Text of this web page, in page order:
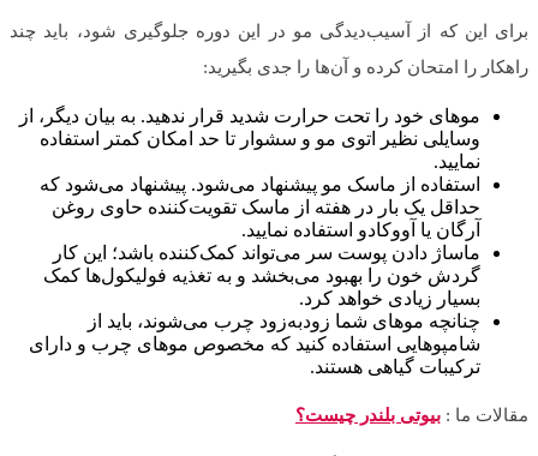
برای این که از آسیب‌دیدگی مو در این دوره جلوگیری شود، باید چند
راهکار را امتحان کرده و آن‌ها را جدی بگیرید:
موهای خود را تحت حرارت شدید قرار ندهید. به بیان دیگر، از
وسایلی نظیر اتوی مو و سشوار تا حد امکان کمتر استفاده
نمایید.
استفاده از ماسک مو پیشنهاد می‌شود. پیشنهاد می‌شود که
حداقل یک بار در هفته از ماسک تقویت‌کننده حاوی روغن
آرگان یا آووکادو استفاده نمایید.
ماساژ دادن پوست سر می‌تواند کمک‌کننده باشد؛ این کار
گردش خون را بهبود می‌بخشد و به تغذیه فولیکول‌ها کمک
بسیار زیادی خواهد کرد.
چنانچه موهای شما زودبه‌زود چرب می‌شوند، باید از
شامپوهایی استفاده کنید که مخصوص موهای چرب و دارای
ترکیبات گیاهی هستند.
مقالات ما : بیوتی بلندر چیست؟